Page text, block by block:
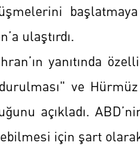
ulaştırdı.
yanıtında
ve
açıkladı.
için şart